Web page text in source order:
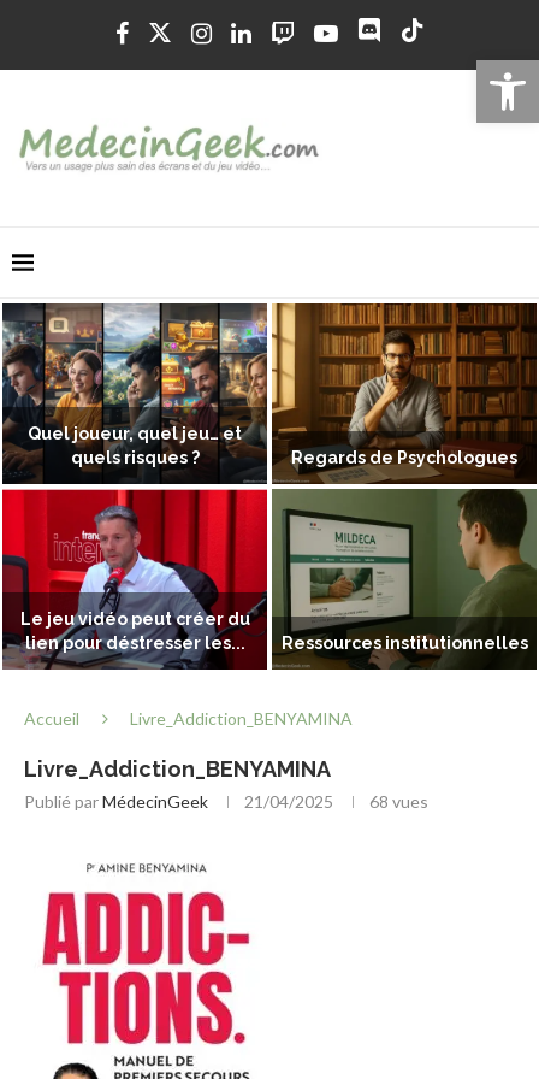
Ouvrir
Quel joueur, quel jeu… et
quels risques ?
Regards de Psychologues
Le jeu vidéo peut créer du
lien pour déstresser les...
Ressources institutionnelles
Accueil Livre_Addiction_BENYAMINA
Livre_Addiction_BENYAMINA
Publié parMédecinGeek 21/04/2025 68 vues